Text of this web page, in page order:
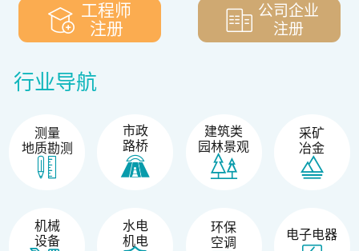
工程师
注册
公司企业
注册
行业导航
测量
地质勘测
市政
路桥
建筑类
园林景观
采矿
冶金
机械
设备
水电
机电
环保
空调
电子电器